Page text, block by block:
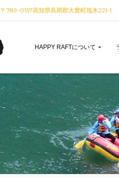
〒789-0157高知県長岡郡大豊町筏木221-1
HAPPY RAFTについて